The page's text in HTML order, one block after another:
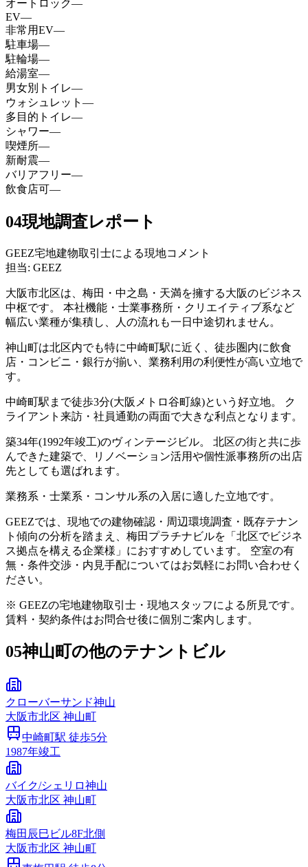
オートロック—
EV—
非常用EV—
駐車場—
駐輪場—
給湯室—
男女別トイレ—
ウォシュレット —
多目的トイレ—
シャワー—
喫煙所—
新耐震—
バリアフリー—
飲食店可—
04現地調査レポート
GEEZ宅地建物取引士による現地コメント
担当: GEEZ
大阪市北区は、梅田・中之島・天満を擁する大阪のビジネス
中枢です。 本社機能・士業事務所・クリエイティブ系など
幅広い業種が集積し、人の流れも一日中途切れません。
神山町は北区内でも特に中崎町駅に近く、徒歩圏内に飲食
店・コンビニ・銀行が揃い、業務利用の利便性が高い立地で
す。
中崎町駅まで徒歩3分(大阪メトロ谷町線)という好立地。 ク
ライアント来訪・社員通勤の両面で大きな利点となります。
築34年(1992年竣工)のヴィンテージビル。 北区の街と共に歩
んできた建築で、リノベーション活用や個性派事務所の出店
先としても選ばれます。
業務系・士業系・コンサル系の入居に適した立地です。
GEEZでは、現地での建物確認・周辺環境調査・既存テナン
ト傾向の分析を踏まえ、梅田プラチナビルを「北区でビジネ
ス拠点を構える企業様」におすすめしています。 空室の有
無・条件交渉・内見手配についてはお気軽にお問い合わせく
ださい。
※ GEEZの宅地建物取引士・現地スタッフによる所見です。
賃料・契約条件はお問合せ後に個別ご案内します。
05神山町の他のテナントビル
クローバーサンド神山
大阪市北区 神山町
中崎町駅 徒歩5分
1987年竣工
バイク/シェリロ神山
大阪市北区 神山町
梅田辰巳ビル8F北側
大阪市北区 神山町